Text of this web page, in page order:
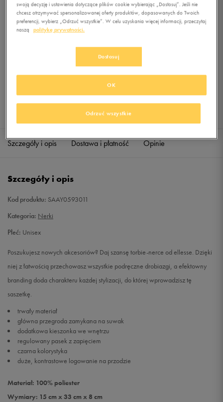
+ 350 PKT WKLUBIE 50 STYLE
Jeśli artykuł będzie ponownie dostępny, otrzymasz od nas powiadomienie.
Powiadom o dostępności
Sprawdź dostępność w salonach
Szczegóły i opis Dostawa i płatność Opinie
Szczegóły i opis
Kod produktu: SAAY0593011
Kategoria: Nerki
Płeć: Unisex
Poszukujesz nowych akcesoriów? Daj szansę torbie-nerce od ellesse. Dzięki
niej z łatwością przechowasz wszystkie podręczne drobiazgi, a efektowny
branding doda charakteru każdej stylizacji, do której wprowadzisz tę
saszetkę.
trwały materiał
główna przegroda zamykana na suwak
dodatkowa kieszonka we wnętrzu
regulowany pasek z zapięciem
czarna kolorystyka
duże, kontrastowe logowanie na przodzie
Materiał: 100% poliester
Wymiary: 15 cm x 33 cm x 8 cm
swoją decyzję i ustawienia dotyczące plików cookie wybierając „Dostosuj”. Jeśli nie
chcesz otrzymywać spersonalizowanej oferty produktów, dopasowanych do Twoich
preferencji, wybierz „Odrzuć wszystkie”. W celu uzyskania więcej informacji, przeczytaj
naszą
politykę prywatności.
Dostosuj
Odrzuć wszystkie
OK